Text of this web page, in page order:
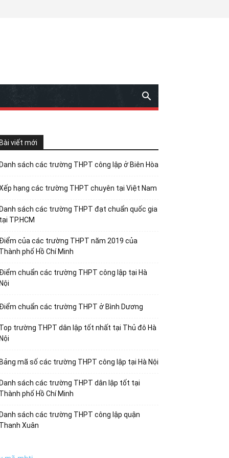
Bài viết mới
Danh sách các trường THPT công lập ở Biên Hòa
hạng các trường THPT chuyên tại Việt Nam
Danh sách các trường THPT đạt chuẩn quốc gia
tại TP.HCM
Điểm của các trường THPT năm 2019 của
Thành phố Hồ Chí Minh
Điểm chuẩn các trường THPT công lập tại Hà
Nội
Điểm chuẩn các trường THPT ở Bình Dương
Top trường THPT dân lập tốt nhất tại Thủ đô Hà
Nội
Bảng mã số các trường THPT công lập tại Hà Nội
Danh sách các trường THPT dân lập tốt tại
Thành phố Hồ Chí Minh
Danh sách các trường THPT công lập quận
Thanh Xuân